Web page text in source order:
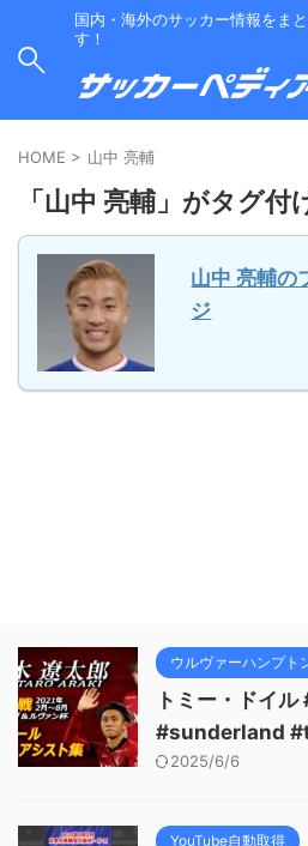
国内・海外のサッカー情報をま
す！
HOME > 山中 亮輔
「山中 亮輔」がタグ
山中 亮輔の
ジ
ウルヴァーハンプト
トミー・ドイ
#sunderland
2025/6/6
YouTube自動取得